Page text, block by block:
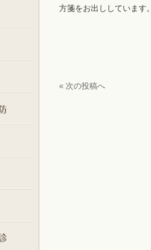
方箋をお出ししています。
« 次の投稿へ